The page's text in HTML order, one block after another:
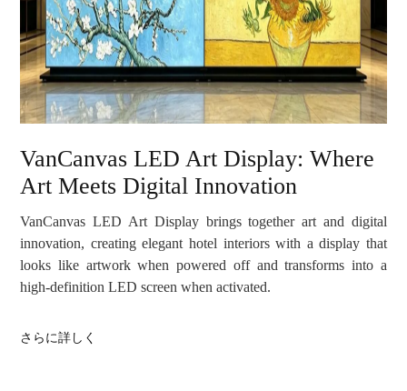
VanCanvas LED Art Display: Where
Art Meets Digital Innovation
VanCanvas LED Art Display brings together art and digital
innovation, creating elegant hotel interiors with a display that
looks like artwork when powered off and transforms into a
high-definition LED screen when activated.
さらに詳しく